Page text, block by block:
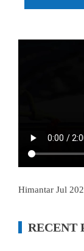
Himantar Jul
RECENT